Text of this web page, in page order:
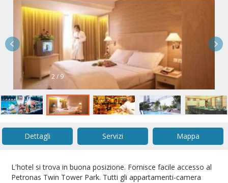
2 / 9
Dettagli Servizi Mappa
L'hotel si trova in buona posizione. Fornisce facile accesso al
Petronas Twin Tower Park. Tutti gli appartamenti-camera